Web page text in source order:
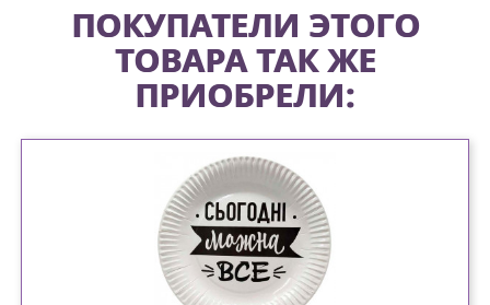
ПОКУПАТЕЛИ ЭТОГО
ТОВАРА ТАК ЖЕ
ПРИОБРЕЛИ: